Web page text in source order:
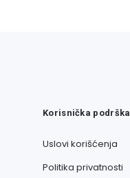
Korisnička podrška
Uslovi korišćenja
Politika privatnosti